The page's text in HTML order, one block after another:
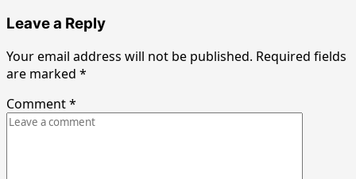
Leave a Reply
Your email address will not be published. Required fields
are marked *
Comment*